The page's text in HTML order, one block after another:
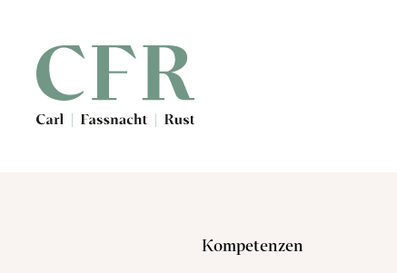
Zum Hauptinhalt springen
Kompetenzen